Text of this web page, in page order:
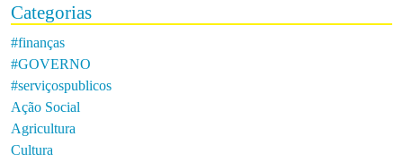
Categorias
#finanças
#GOVERNO
#serviçospublicos
Ação Social
Agricultura
Cultura